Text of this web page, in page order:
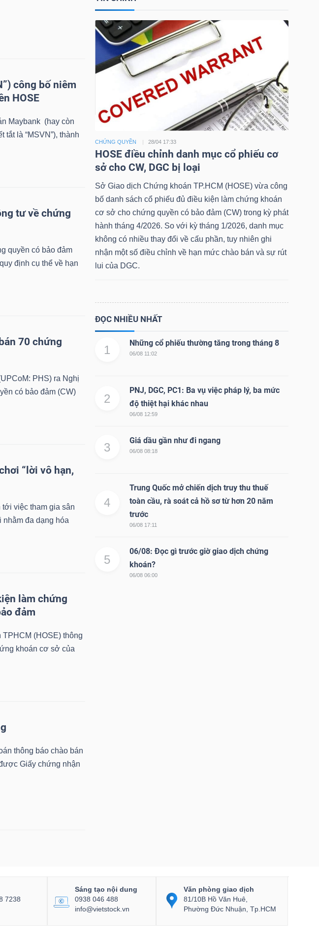
công bố niêm
HOSE
Maybank (hay còn
tắt là “MSVN”), thành
tư về chứng
quyền có bảo đảm
định cụ thể về hạn
70 chứng
PHS) ra Nghị
có bảo đảm (CW)
“lời vô hạn,
việc tham gia sân
đa dạng hóa
làm chứng
đảm
(HOSE) thông
khoán cơ sở của
thông báo chào bán
Giấy chứng nhận
CHỨNG QUYỀN 28/04 17:33
HOSE điều chỉnh danh mục cổ phiếu cơ
sở cho CW, DGC bị loại
Sở Giao dịch Chứng khoán TP.HCM (HOSE) vừa công
bố danh sách cổ phiếu đủ điều kiện làm chứng khoán
cơ sở cho chứng quyền có bảo đảm (CW) trong kỳ phát
hành tháng 4/2026. So với kỳ tháng 1/2026, danh mục
không có nhiều thay đổi về cấu phần, tuy nhiên ghi
nhận một số điều chỉnh về hạn mức chào bán và sự rút
lui của DGC.
ĐỌC NHIỀU NHẤT
1
Những cổ phiếu thường tăng trong tháng 8
06/08 11:02
2
PNJ, DGC, PC1: Ba vụ việc pháp lý, ba mức
độ thiệt hại khác nhau
06/08 12:59
3
Giá dầu gần như đi ngang
06/08 08:18
4
Trung Quốc mở chiến dịch truy thu thuế
toàn cầu, rà soát cả hồ sơ từ hơn 20 năm
trước
06/08 17:11
5
06/08: Đọc gì trước giờ giao dịch chứng
khoán?
06/08 06:00
7238
Sáng tạo nội dung
0938 046 488
info@vietstock.vn
Văn phòng giao dịch
81/10B Hồ Văn Huê,
Phường Đức Nhuận, Tp.HCM